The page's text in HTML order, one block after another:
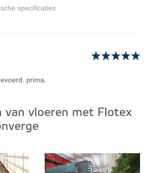
specificaties
prima.
van vloeren met Flotex